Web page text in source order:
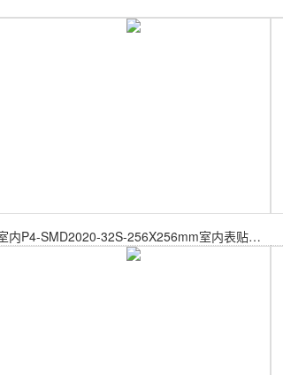
室内P4-SMD2020-32S-256X256mm室内表贴模组